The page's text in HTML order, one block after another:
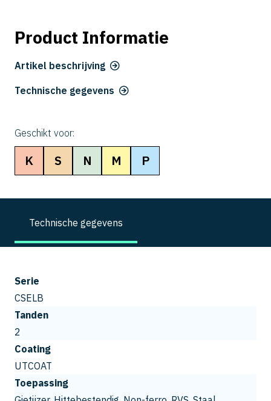
Product Informatie
Artikel beschrijving
Technische gegevens
Geschikt voor:
K S N M P
Technische gegevens
Serie
CSELB
Tanden
2
Coating
UTCOAT
Toepassing